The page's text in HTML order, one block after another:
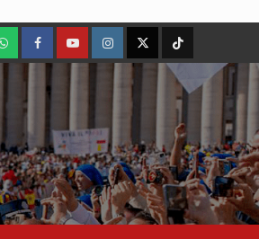
WhatsAppFacebookYoutubeInstagram
X TikTok